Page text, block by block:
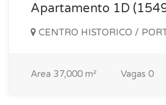
Apartamento 1D
CENTRO HISTORICO /
Area 37,000 m² Vagas 0